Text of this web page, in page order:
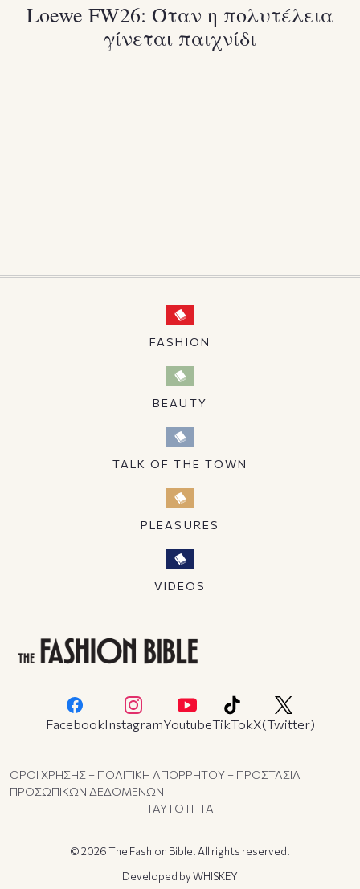
Loewe FW26: Όταν η πολυτέλεια
γίνεται παιχνίδι
FASHION
BEAUTY
TALK OF THE TOWN
PLEASURES
VIDEOS
FacebookInstagramYoutubeTikTokX(Twitter)
ΟΡΟΙ ΧΡΗΣΗΣ – ΠΟΛΙΤΙΚΗ ΑΠΟΡΡΗΤΟΥ – ΠΡΟΣΤΑΣΙΑ
ΠΡΟΣΩΠΙΚΩΝ ΔΕΔΟΜΕΝΩΝ
ΤΑΥΤΟΤΗΤΑ
© 2026 The Fashion Bible. All rights reserved.
Developed byWHISKEY